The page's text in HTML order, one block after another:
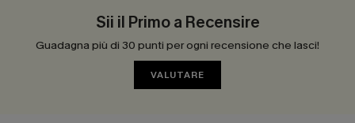
Sii il Primo a Recensire
Guadagna più di 30 punti per ogni recensione che lasci!
VALUTARE